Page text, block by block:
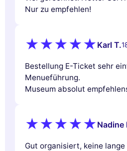
Nur zu empfehlen!
Karl T.
Bestellung E-Ticket sehr
Menueführung.
Museum absolut
Nadine
Gut organisiert, keine